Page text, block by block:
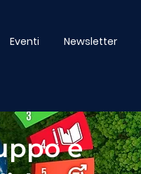
Eventi Newsletter
e